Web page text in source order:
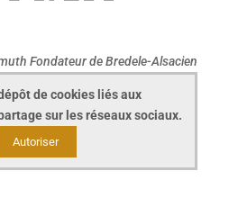
Fondateur de Bredele-Alsacien
de cookies liés aux
sur les réseaux sociaux.
Autoriser